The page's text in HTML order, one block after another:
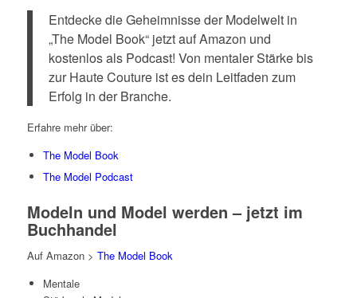
Entdecke die Geheimnisse der Modelwelt in
„The Model Book“ jetzt auf Amazon und
kostenlos als Podcast! Von mentaler Stärke bis
zur Haute Couture ist es dein Leitfaden zum
Erfolg in der Branche.
Erfahre mehr über:
The Model Book
The Model Podcast
Modeln und Model werden – jetzt im
Buchhandel
Auf Amazon > The Model Book
Mentale